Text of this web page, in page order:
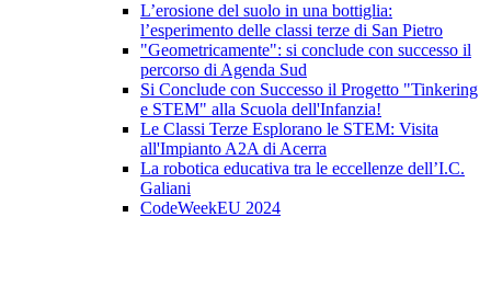
L’erosione del suolo in una bottiglia:
l’esperimento delle classi terze di San Pietro
"Geometricamente": si conclude con successo il
percorso di Agenda Sud
Si Conclude con Successo il Progetto "Tinkering
e STEM" alla Scuola dell'Infanzia!
Le Classi Terze Esplorano le STEM: Visita
all'Impianto A2A di Acerra
La robotica educativa tra le eccellenze dell’I.C.
Galiani
CodeWeekEU 2024